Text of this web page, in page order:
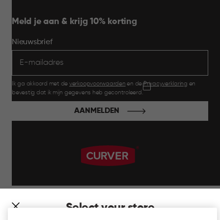
Select your store
Meld je aan & krijg 10% korting
Nieuwsbrief
Ik ga akkoord met de verkoopvoorwaarden en dePrivacyverklaring en
bevestig dat ik mijn gegevens heb gecontroleerd.
AANMELDEN